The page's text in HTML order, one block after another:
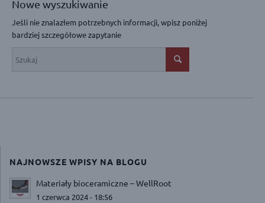
Nowe wyszukiwanie
Jeśli nie znalazłem potrzebnych informacji, wpisz poniżej
bardziej szczegółowe zapytanie
NAJNOWSZE WPISY NA BLOGU
Materiały bioceramiczne – WellRoot
1 czerwca 2024 - 18:56